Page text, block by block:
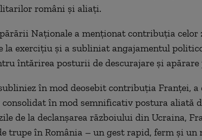
români şi aliaţi.
Naţionale a menţionat contribuţia celor
la exerciţiu şi a subliniat angajamentul
întărirea posturii de descurajare şi apărare
în mod deosebit contribuţia Franţei,
consolidat în mod semnificativ postura aliată
de la declanşarea războiului din Ucraina,
trupe în România – un gest rapid, ferm şi un